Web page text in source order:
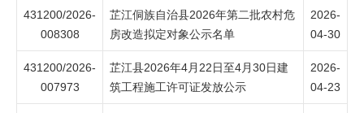
431200/2026-
008308
芷江侗族自治县2026年第二批农村危
房改造拟定对象公示名单
2026-
04-30
431200/2026-
007973
芷江县2026年4月22日至4月30日建
筑工程施工许可证发放公示
2026-
04-23